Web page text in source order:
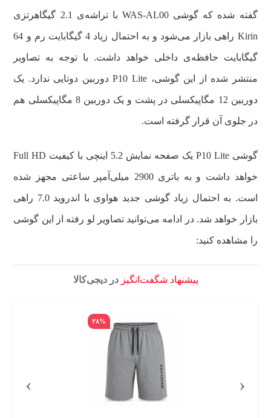
گفته شده که گوشی WAS-AL00 با تراشه‌ی 2.1 گیگاهرتزی
Kirin راهی بازار می‌شود و به احتمال زیاد 4 گیگابایت رم و 64
گیگابایت حافظه‌ی داخلی خواهد داشت. با توجه به تصاویر
منتشر شده از این گوشی، P10 Lite دوربین دوتایی ندارد. یک
دوربین 12 مگاپیکسلی در پشت و یک دوربین 8 مگاپیکسلی هم
در جلوی آن قرار گرفته است.
گوشی P10 Lite یک صفحه نمایش 5.2 اینچی با کیفیت Full HD
خواهد داشت و به باتری 2900 میلی‌آمپر ساعتی مجهز شده
است. به احتمال زیاد گوشی جدید هواوی با اندروید 7.0 راهی
بازار خواهد شد. در ادامه می‌توانید تصاویر لو رفته از این گوشی
را مشاهده کنید:
پیشنهاد شگفت‌انگیز در دیجی‌کالا
۲۸%
‹
›